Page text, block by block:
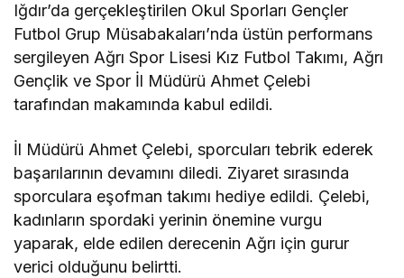
Iğdır’da gerçekleştirilen Okul Sporları Gençler
Futbol Grup Müsabakaları’nda üstün performans
sergileyen Ağrı Spor Lisesi Kız Futbol Takımı, Ağrı
Gençlik ve Spor İl Müdürü Ahmet Çelebi
tarafından makamında kabul edildi.
İl Müdürü Ahmet Çelebi, sporcuları tebrik ederek
başarılarının devamını diledi. Ziyaret sırasında
sporculara eşofman takımı hediye edildi. Çelebi,
kadınların spordaki yerinin önemine vurgu
yaparak, elde edilen derecenin Ağrı için gurur
verici olduğunu belirtti.